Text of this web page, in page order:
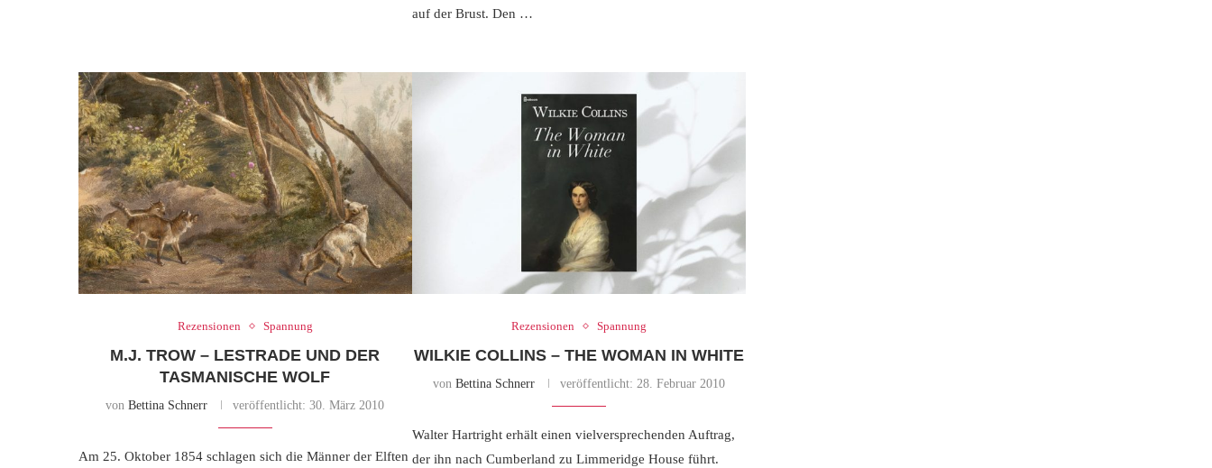
auf der Brust. Den …
Rezensionen Spannung
M.J. TROW – LESTRADE UND DER
TASMANISCHE WOLF
vonBettina Schnerr veröffentlicht: 30. März 2010
Am 25. Oktober 1854 schlagen sich die Männer der Elften
Rezensionen Spannung
WILKIE COLLINS – THE WOMAN IN WHITE
von Bettina Schnerr veröffentlicht: 28. Februar 2010
Walter Hartright erhält einen vielversprechenden Auftrag,
der ihn nach Cumberland zu Limmeridge House führt.